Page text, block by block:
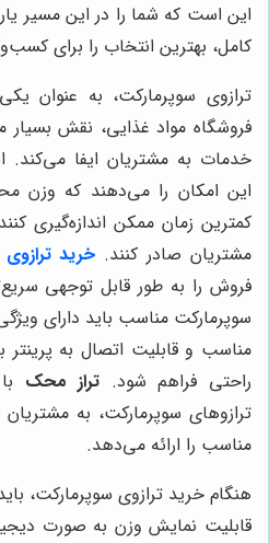
این است که شما را در این مسیر
کامل، بهترین انتخاب را برای
ترازوی سوپرمارکت، به عنوان
فروشگاه مواد غذایی، نقش بسیار
خدمات به مشتریان ایفا می‌کند.
این امکان را می‌دهند که وزن
کمترین زمان ممکن اندازه‌گیری
مشتریان صادر کنند. خرید
فروش را به طور قابل توجهی
سوپرمارکت مناسب باید دارای
مناسب و قابلیت اتصال به پرینتر
راحتی فراهم شود. تراز محک
ترازوهای سوپرمارکت، به
مناسب را ارائه می‌دهد.
هنگام خرید ترازوی سوپرمارکت،
قابلیت نمایش وزن به صورت